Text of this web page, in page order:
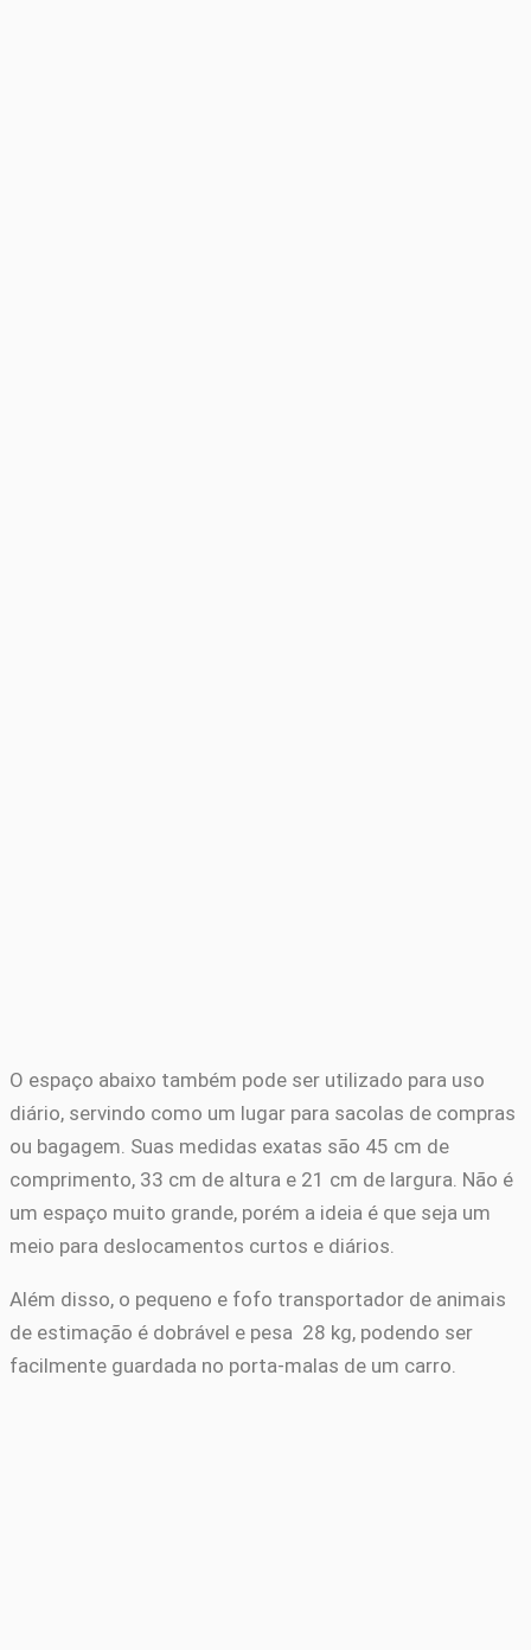
O espaço abaixo também pode ser utilizado para uso
diário, servindo como um lugar para sacolas de compras
ou bagagem. Suas medidas exatas são 45 cm de
comprimento, 33 cm de altura e 21 cm de largura. Não é
um espaço muito grande, porém a ideia é que seja um
meio para deslocamentos curtos e diários.
Além disso, o pequeno e fofo transportador de animais
de estimação é dobrável e pesa 28 kg, podendo ser
facilmente guardada no porta-malas de um carro.